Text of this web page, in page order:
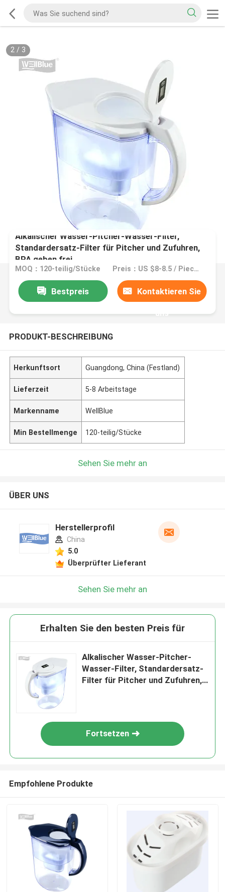
2/ 3
Alkalischer Wasser-Pitcher-Wasser-Filter,
Standardersatz-Filter für Pitcher und Zufuhren,
BPA geben frei
MOQ：120-teilig/Stücke Preis：US $8-8.5 / Pieces | 120 Piece/Pieces (Min. Order)
Bestpreis Kontaktieren Sie
uns
PRODUKT-BESCHREIBUNG
Herkunftsort Guangdong, China (Festland)
Lieferzeit 5-8 Arbeitstage
Markenname WellBlue
Min Bestellmenge 120-teilig/Stücke
Sehen Sie mehr an
ÜBER UNS
Herstellerprofil
China
5.0
Überprüfter Lieferant
Sehen Sie mehr an
Erhalten Sie den besten Preis für
Alkalischer Wasser-Pitcher-
Wasser-Filter, Standardersatz-
Filter für Pitcher und Zufuhren,
Fortsetzen
Empfohlene Produkte